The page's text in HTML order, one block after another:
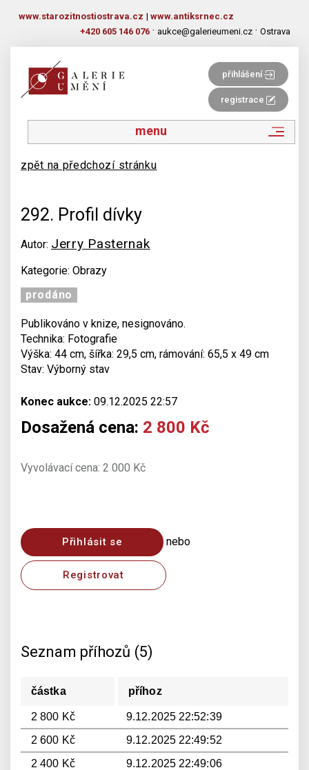
www.starozitnostiostrava.cz | www.antiksrnec.cz
+420 605 146 076 · aukce@galerieumeni.cz · Ostrava
přihlášení
registrace
menu
zpět na předchozí stránku
292. Profil dívky
Autor: Jerry Pasternak
Kategorie: Obrazy
prodáno
Publikováno v knize, nesignováno.
Technika: Fotografie
Výška: 44 cm, šířka: 29,5 cm, rámování: 65,5 x 49 cm
Stav: Výborný stav
Konec aukce: 09.12.2025 22:57
Dosažená cena: 2 800 Kč
Vyvolávací cena: 2 000 Kč
Přihlásit se nebo
Registrovat
Seznam příhozů (5)
částka příhoz
2 800 Kč
9.12.2025 22:52:39
2 600 Kč
9.12.2025 22:49:52
2 400 Kč
9.12.2025 22:49:06